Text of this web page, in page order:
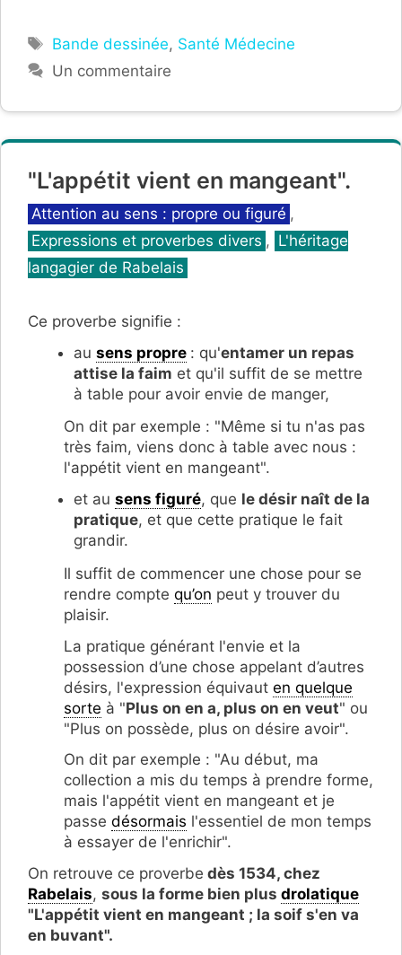
Étiquettes
Bande dessinée, Santé Médecine
Un commentaire
"L'appétit vient en mangeant".
Catégories
Attention au sens : propre ou figuré ,
Expressions et proverbes divers , L'héritage
langagier de Rabelais
Ce proverbe signifie :
au sens propre : qu'entamer un repas
attise la faim et qu'il suffit de se mettre
à table pour avoir envie de manger,
On dit par exemple : "Même si tu n'as pas
très faim, viens donc à table avec nous :
l'appétit vient en mangeant".
et au sens figuré, que le désir naît de la
pratique, et que cette pratique le fait
grandir.
Il suffit de commencer une chose pour se
rendre compte qu’on peut y trouver du
plaisir.
La pratique générant l'envie et la
possession d’une chose appelant d’autres
désirs, l'expression équivaut en quelque
sorte à "Plus on en a, plus on en veut" ou
"Plus on possède, plus on désire avoir".
On dit par exemple : "Au début, ma
collection a mis du temps à prendre forme,
mais l'appétit vient en mangeant et je
passe désormais l'essentiel de mon temps
à essayer de l'enrichir".
On retrouve ce proverbe dès 1534, chez
Rabelais, sous la forme bien plus drolatique
"L'appétit vient en mangeant ; la soif s'en va
en buvant".